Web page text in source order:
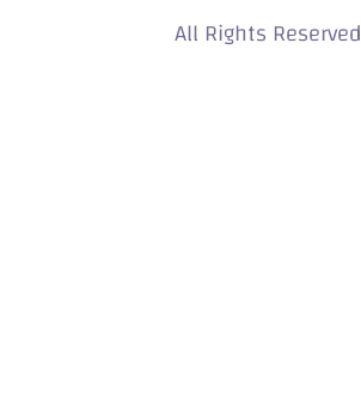
All Rights Reserved